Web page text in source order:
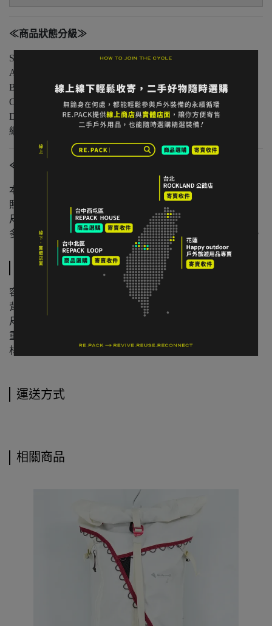
≪商品狀態分級≫
S 級｜全新未使用
A 級｜輕微著用痕跡，無明顯損傷
B 級｜中度著用痕跡，功能正常
C 級｜明顯使用痕跡或外觀瑕疵但功能無虞
D 級｜重度使用 / 長期未使用 / 影響主要功能的瑕疵，請仔
細評估商品狀況
≪注意事項≫
本店與實體店同步販售，庫存可能有時間差。
照片已盡量呈現實色，螢幕設定不同可能略有差異。
尺寸為人工測量，可能有些微誤差。
多件不同門市商品將併單出貨，出貨時間可能延後 1–2 日。
規格說明
容量：30 公升
背長 / 尺碼：單一尺寸（OS）
尺寸：高 51 x 寬 33 x 深 20 公分
重量：約 1.16 公斤
材質：400D Nylon Ripstop / 聚酯纖維
運送方式
相關商品